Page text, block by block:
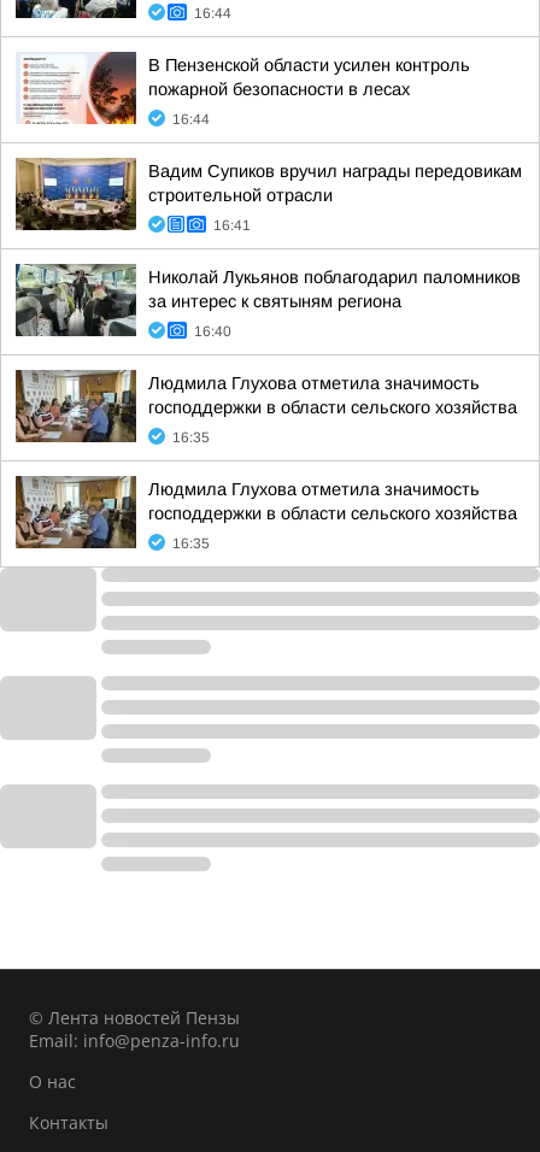
16:44
В Пензенской области усилен контроль
пожарной безопасности в лесах
16:44
Вадим Супиков вручил награды передовикам
строительной отрасли
16:41
Николай Лукьянов поблагодарил паломников
за интерес к святыням региона
16:40
Людмила Глухова отметила значимость
господдержки в области сельского хозяйства
16:35
Людмила Глухова отметила значимость
господдержки в области сельского хозяйства
16:35
© Лента новостей Пензы
Email: info@penza-info.ru
О нас
Контакты